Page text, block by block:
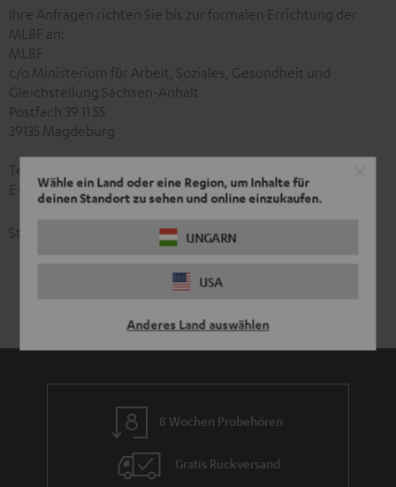
Wähle ein Land oder eine Region, um Inhalte für
deinen Standort zu sehen und online einzukaufen.
UNGARN
USA
Anderes Land auswählen
Ihre Anfragen richten Sie bis zur formalen Errichtung der
MLBF an:
MLBF
c/o Ministerium für Arbeit, Soziales, Gesundheit und
Gleichstellung Sachsen-Anhalt
Postfach 39 11 55
39135 Magdeburg
Telefon: 0391 567 6970
E-Mail:MLBF@ms.sachsen-anhalt.de
Stand: 28. Juni 2025
8 Wochen Probehören
Gratis Rückversand